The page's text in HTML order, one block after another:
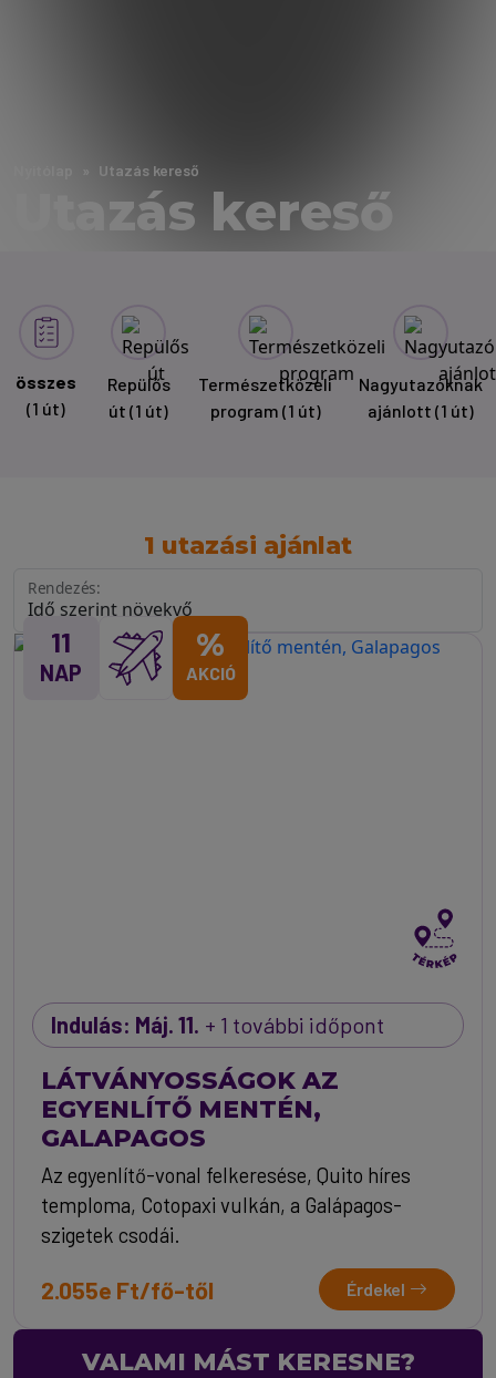
Utazás kereső
Utazás kereső
összes
(1 út)
Repülős
út(1 út)
Természetközeli
program (1 út)
Nagyutazóknak
ajánlott (1 út)
1 utazási ajánlat
Rendezés:
11
NAP
%
AKCIÓ
Indulás: Máj. 11. + 1 további időpont
LÁTVÁNYOSSÁGOK AZ
EGYENLÍTŐ MENTÉN,
GALAPAGOS
Az egyenlítő-vonal felkeresése, Quito híres
temploma, Cotopaxi vulkán, a Galápagos-
szigetek csodái.
2.055e Ft/fő-től Érdekel
VALAMI MÁST KERESNE?